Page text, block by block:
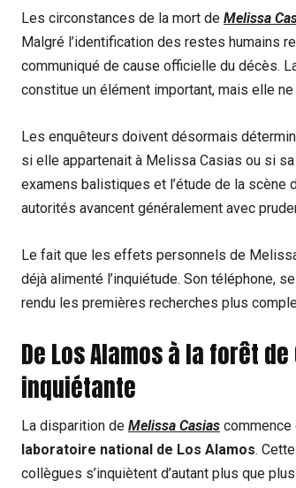
Les circonstances de la mort de Melissa
Malgré l’identification des restes humains
communiqué de cause officielle du décès.
constitue un élément important, mais elle
Les enquêteurs doivent désormais
si elle appartenait à Melissa Casias ou si
examens balistiques et l’étude de la scène
autorités avancent généralement avec
Le fait que les effets personnels de
déjà alimenté l’inquiétude. Son téléphone,
rendu les premières recherches plus
De Los Alamos à la forêt
inquiétante
La disparition de Melissa Casias commence
laboratoire national de Los Alamos.
collègues s’inquiètent d’autant plus que